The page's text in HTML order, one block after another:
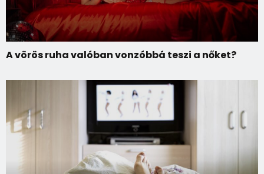
A vörös ruha valóban vonzóbbá teszi a nőket?